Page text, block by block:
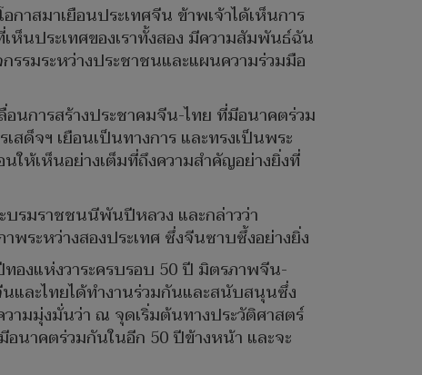
าสมาเยือนประเทศจีน ข้าพเจ้าได้เห็นการ
นประเทศของเราทั้งสอง มีความสัมพันธ์ฉัน
รมระหว่างประชาชนและแผนความร่วมมือ
นการสร้างประชาคมจีน-ไทย ที่มีอนาคตร่วม
ด็จฯ เยือนเป็นทางการ และทรงเป็นพระ
ห้เห็นอย่างเต็มที่ถึงความสำคัญอย่างยิ่งที่
บรมราชชนนีพันปีหลวง และกล่าวว่า
ระหว่างสองประเทศ ซึ่งจีนซาบซึ้งอย่างยิ่ง
องแห่งวาระครบรอบ 50 ปี มิตรภาพจีน-
และไทยได้ทำงานร่วมกันและสนับสนุนซึ่ง
มมุ่งมั่นว่า ณ จุดเริ่มต้นทางประวัติศาสตร์
นาคตร่วมกันในอีก 50 ปีข้างหน้า และจะ